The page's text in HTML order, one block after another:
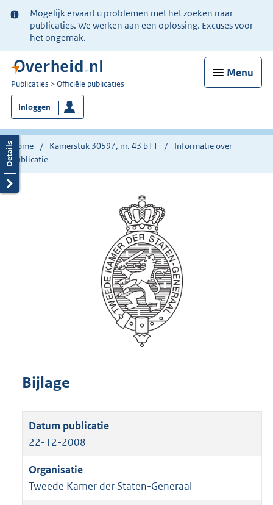
Ter
informatie:
Mogelijk ervaart u problemen met het zoeken naar
publicaties. We werken aan een oplossing. Excuses voor
het ongemak.
Menu
U
bent
nu
hier:
Publicaties Officiële publicaties
Inloggen
Home Kamerstuk 30597, nr. 43 b11
Informatie over
publicatie
Bijlage
22-12-2008
Tweede Kamer der Staten-Generaal